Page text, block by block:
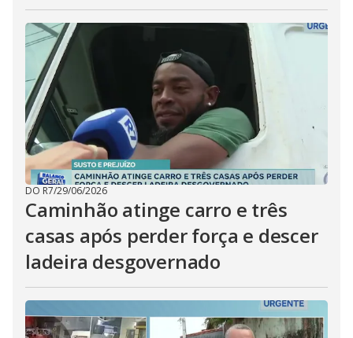
DO R7/29/06/2026
Caminhão atinge carro e três
casas após perder força e descer
ladeira desgovernado